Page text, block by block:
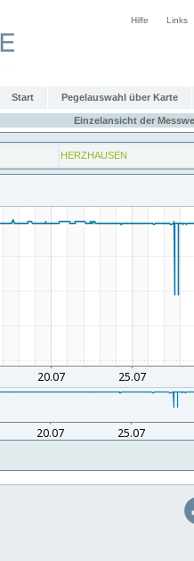
Hilfe Links
Start Pegelauswahl über Karte
Einzelansicht der
HERZHAUSEN